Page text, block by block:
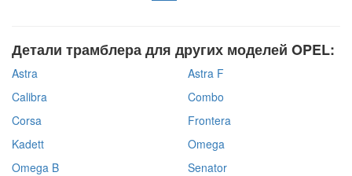
Детали трамблера для других моделей OPEL:
Astra
Astra F
Calibra
Combo
Corsa
Frontera
Kadett
Omega
Omega B
Senator